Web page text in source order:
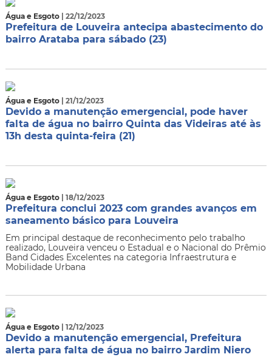
Água e Esgoto | 22/12/2023
Prefeitura de Louveira antecipa abastecimento do
bairro Arataba para sábado (23)
Água e Esgoto | 21/12/2023
Devido a manutenção emergencial, pode haver
falta de água no bairro Quinta das Videiras até às
13h desta quinta-feira (21)
Água e Esgoto | 18/12/2023
Prefeitura conclui 2023 com grandes avanços em
saneamento básico para Louveira
Em principal destaque de reconhecimento pelo trabalho
realizado, Louveira venceu o Estadual e o Nacional do Prêmio
Band Cidades Excelentes na categoria Infraestrutura e
Mobilidade Urbana
Água e Esgoto | 12/12/2023
Devido a manutenção emergencial, Prefeitura
alerta para falta de água no bairro Jardim Niero